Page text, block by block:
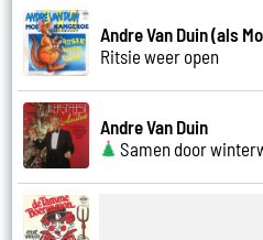
Andre Van Duin (als
Ritsie weer open
Andre Van Duin
Samen door